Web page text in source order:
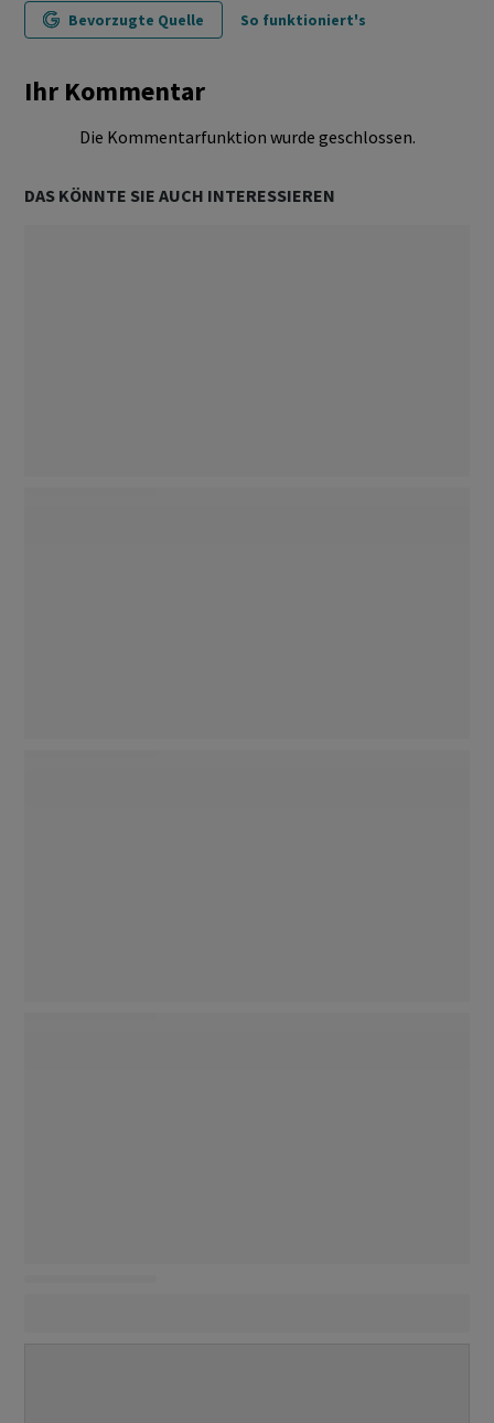
Bevorzugte Quelle So funktioniert's
Ihr Kommentar
Die Kommentarfunktion wurde geschlossen.
DAS KÖNNTE SIE AUCH INTERESSIEREN